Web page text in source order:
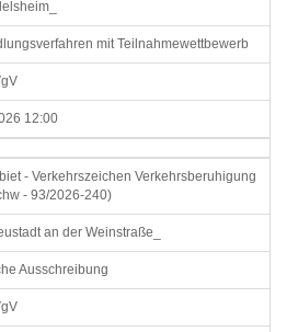
mit Teilnahmewettbewerb
12:00
- Verkehrszeichen Verkehrsberuhigung
- 93/2026-240)
an der Weinstraße_
Ausschreibung